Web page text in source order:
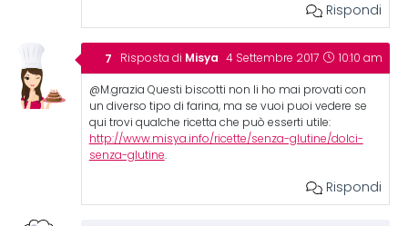
Rispondi
Risposta di Misya 4 Settembre 2017 10:10 am
@M.grazia Questi biscotti non li ho mai provati con
un diverso tipo di farina, ma se vuoi puoi vedere se
qui trovi qualche ricetta che può esserti utile:
http://www.misya.info/ricette/senza-glutine/dolci-
senza-glutine
Rispondi